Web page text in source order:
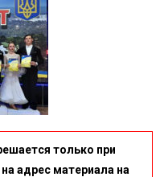
только при
адрес материала на